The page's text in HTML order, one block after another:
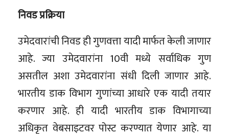
निवड प्रक्रिया
उमेदवारांची निवड ही गुणवत्ता यादी मार्फत केली जाणार
आहे. ज्या उमेदवारांना 10वी मध्ये सर्वाधिक गुण
असतील अशा उमेदवारांना संधी दिली जाणार आहे.
भारतीय डाक विभाग गुणांच्या आधारे एक यादी तयार
करणार आहे. ही यादी भारतीय डाक विभागाच्या
अधिकृत वेबसाइटवर पोस्ट करण्यात येणार आहे. या